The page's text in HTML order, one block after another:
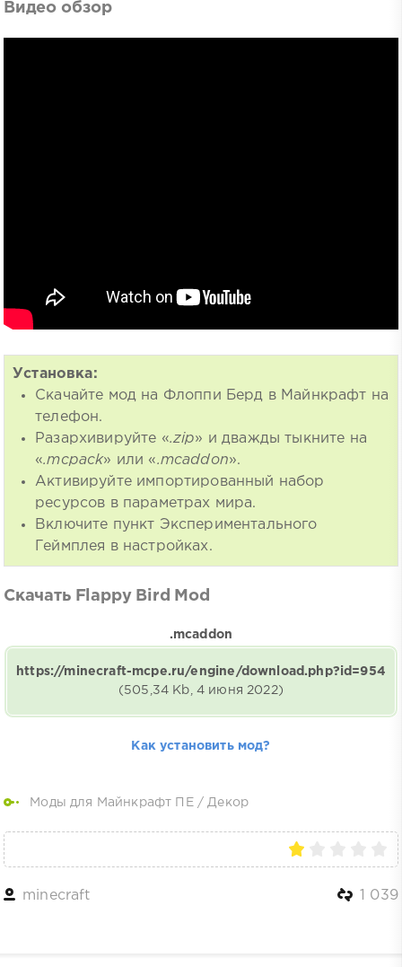
Видео обзор
Установка:
Скачайте мод на Флоппи Берд в Майнкрафт на
телефон.
Разархивируйте «.zip» и дважды тыкните на
«.mcpack» или «.mcaddon».
Активируйте импортированный набор
ресурсов в параметрах мира.
Включите пункт Экспериментального
Геймплея в настройках.
Скачать Flappy Bird Mod
.mcaddon
https://minecraft-mcpe.ru/engine/download.php?id=954
(505,34 Kb, 4 июня 2022)
Как установить мод?
Моды для Майнкрафт ПЕ / Декор
minecraft 1 039